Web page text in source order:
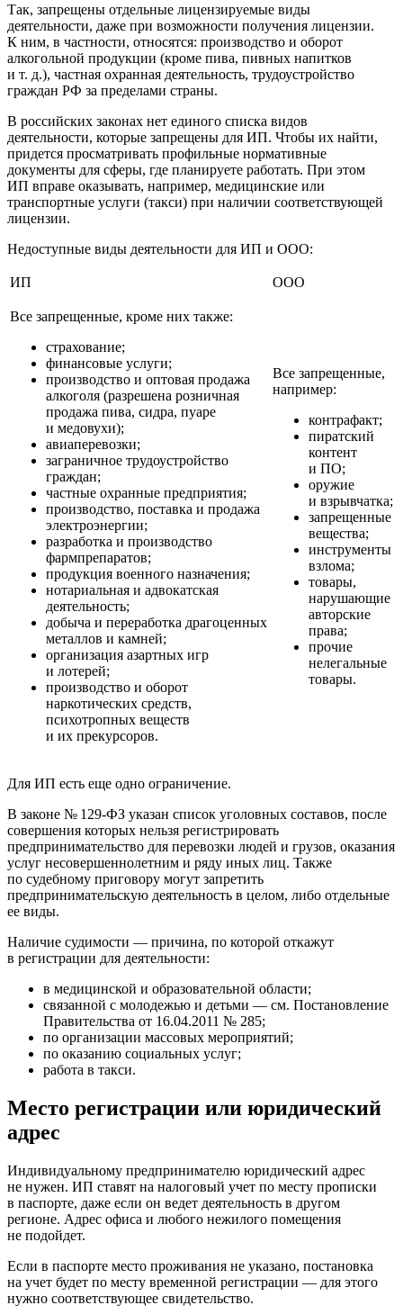
Так, запрещены отдельные лицензируемые виды
деятельности, даже при возможности получения лицензии.
К ним, в частности, относятся: производство и оборот
алкогольной продукции (кроме пива, пивных напитков
и т. д.), частная охранная деятельность, трудоустройство
граждан РФ за пределами страны.
В российских законах нет единого списка видов
деятельности, которые запрещены для ИП. Чтобы их найти,
придется просматривать профильные нормативные
документы для сферы, где планируете работать. При этом
ИП вправе оказывать, например, медицинские или
транспортные услуги (такси) при наличии соответствующей
лицензии.
Недоступные виды деятельности для ИП и ООО:
ИП ООО
Все запрещенные, кроме них также:
страхование;
финансовые услуги;
производство и оптовая продажа
алкоголя (разрешена розничная
продажа пива, сидра, пуаре
и медовухи);
авиаперевозки;
заграничное трудоустройство
граждан;
частные охранные предприятия;
производство, поставка и продажа
электроэнергии;
разработка и производство
фармпрепаратов;
продукция военного назначения;
нотариальная и адвокатская
деятельность;
добыча и переработка драгоценных
металлов и камней;
организация азартных игр
и лотерей;
производство и оборот
наркотических средств,
психотропных веществ
и их прекурсоров.
Все запрещенные,
например:
контрафакт;
пиратский
контент
и ПО;
оружие
и взрывчатка;
запрещенные
вещества;
инструменты
взлома;
товары,
нарушающие
авторские
права;
прочие
нелегальные
товары.
Для ИП есть еще одно ограничение.
В законе № 129-ФЗ указан список уголовных составов, после
совершения которых нельзя регистрировать
предпринимательство для перевозки людей и грузов, оказания
услуг несовершеннолетним и ряду иных лиц. Также
по судебному приговору могут запретить
предпринимательскую деятельность в целом, либо отдельные
ее виды.
Наличие судимости — причина, по которой откажут
в регистрации для деятельности:
в медицинской и образовательной области;
связанной с молодежью и детьми — см. Постановление
Правительства от 16.04.2011 № 285;
по организации массовых мероприятий;
по оказанию социальных услуг;
работа в такси.
Место регистрации или юридический
адрес
Индивидуальному предпринимателю юридический адрес
не нужен. ИП ставят на налоговый учет по месту прописки
в паспорте, даже если он ведет деятельность в другом
регионе. Адрес офиса и любого нежилого помещения
не подойдет.
Если в паспорте место проживания не указано, постановка
на учет будет по месту временной регистрации — для этого
нужно соответствующее свидетельство.